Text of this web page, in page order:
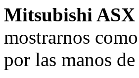
Mitsubishi ASX
mostrarnos
por las manos